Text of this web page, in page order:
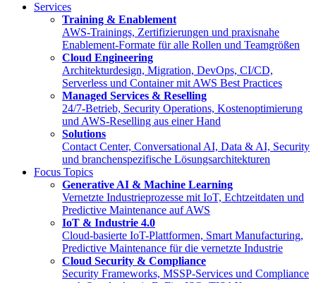
Services
Training & Enablement
AWS-Trainings, Zertifizierungen und praxisnahe
Enablement-Formate für alle Rollen und Teamgrößen
Cloud Engineering
Architekturdesign, Migration, DevOps, CI/CD,
Serverless und Container mit AWS Best Practices
Managed Services & Reselling
24/7-Betrieb, Security Operations, Kostenoptimierung
und AWS-Reselling aus einer Hand
Solutions
Contact Center, Conversational AI, Data & AI, Security
und branchenspezifische Lösungsarchitekturen
Focus Topics
Generative AI & Machine Learning
Vernetzte Industrieprozesse mit IoT, Echtzeitdaten und
Predictive Maintenance auf AWS
IoT & Industrie 4.0
Cloud-basierte IoT-Plattformen, Smart Manufacturing,
Predictive Maintenance für die vernetzte Industrie
Cloud Security & Compliance
Security Frameworks, MSSP-Services und Compliance